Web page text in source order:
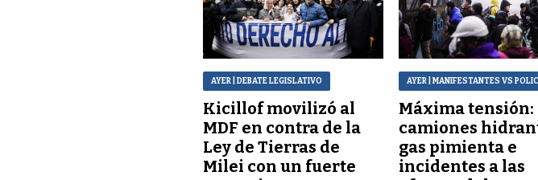
AYER | DEBATE LEGISLATIVO
Kicillof movilizó al
MDF en contra de la
Ley de Tierras de
Milei con un fuerte
AYER | MANIFESTANTES VS
Máxima tensión:
camiones
gas pimienta e
incidentes a las